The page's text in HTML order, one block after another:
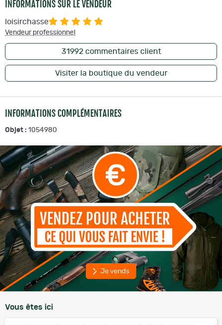
INFORMATIONS SUR LE VENDEUR
loisirchasse
Vendeur professionnel
31992commentaires client
Visiter la boutique du vendeur
INFORMATIONS COMPLÉMENTAIRES
Objet : 1054980
Vous êtes ici